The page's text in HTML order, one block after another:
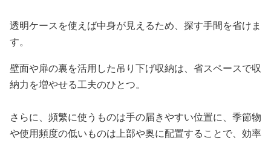
透明ケースを使えば中身が見えるため、探す手間を省けま
す。
壁面や扉の裏を活用した吊り下げ収納は、省スペースで収
納力を増やせる工夫のひとつ。
さらに、頻繁に使うものは手の届きやすい位置に、季節物
や使用頻度の低いものは上部や奥に配置することで、効率